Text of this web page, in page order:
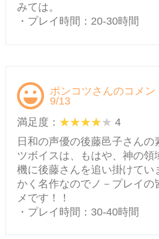
みては。
・プレイ時間：20-30時間
ポンコツさんのコメ
9/13
満足度：
4
日和の声優の後藤邑子さんの
ツボイスは、もはや、神の領
機に後藤さんを追い掛けてい
かく名作なのでノ－プレイの
メです！！
・プレイ時間：30-40時間